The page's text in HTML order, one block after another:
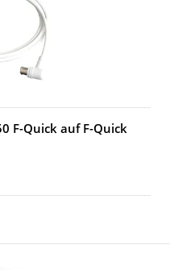
F-Quick auf F-Quick